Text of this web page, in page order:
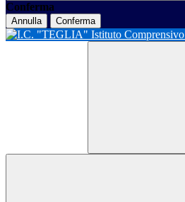
Conferma
Annulla Conferma
Istituto Comprensivo